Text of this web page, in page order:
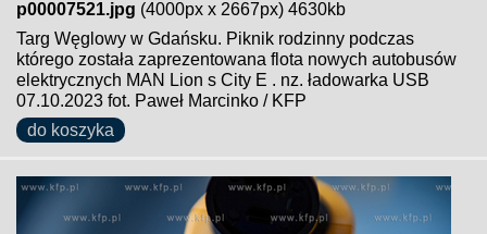
p00007521.jpg (4000px x 2667px) 4630kb
Targ Węglowy w Gdańsku. Piknik rodzinny podczas
którego została zaprezentowana flota nowych autobusów
elektrycznych MAN Lion s City E . nz. ładowarka USB
07.10.2023 fot. Paweł Marcinko / KFP
do koszyka